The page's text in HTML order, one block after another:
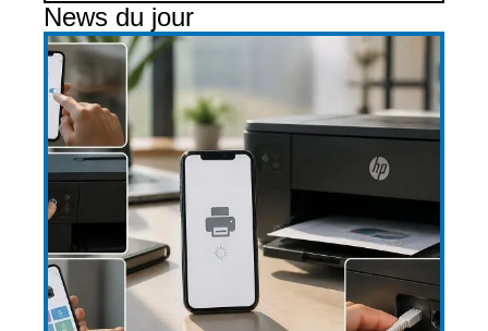
News du jour